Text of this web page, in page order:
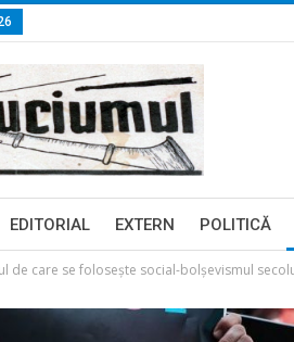
EDITORIAL EXTERN POLITICĂ
de care se folosește social-bolșevismul